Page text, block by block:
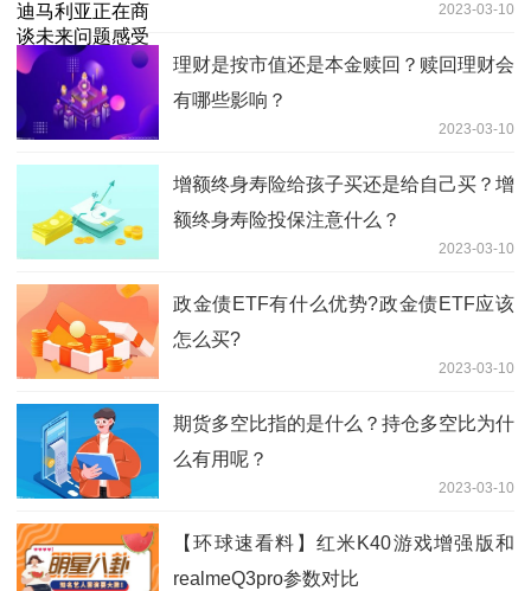
2023-03-10
理财是按市值还是本金赎回？赎回理财会
有哪些影响？
2023-03-10
增额终身寿险给孩子买还是给自己买？增
额终身寿险投保注意什么？
2023-03-10
政金债ETF有什么优势?政金债ETF应该
怎么买?
2023-03-10
期货多空比指的是什么？持仓多空比为什
么有用呢？
2023-03-10
【环球速看料】红米K40游戏增强版和
realmeQ3pro参数对比